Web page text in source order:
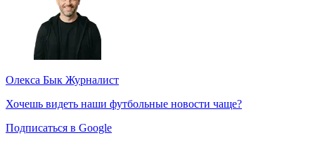
Олекса Бык Журналист
Хочешь видеть наши футбольные новости чаще?
Подписаться в Google